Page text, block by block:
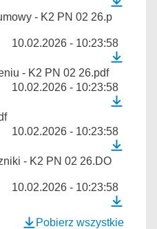
- K2 PN 02 26.p
10.02.2026 - 10:23:58
- K2 PN 02 26.pdf
10.02.2026 - 10:23:58
10.02.2026 - 10:23:58
- K2 PN 02 26.DO
10.02.2026 - 10:23:58
Pobierz wszystkie